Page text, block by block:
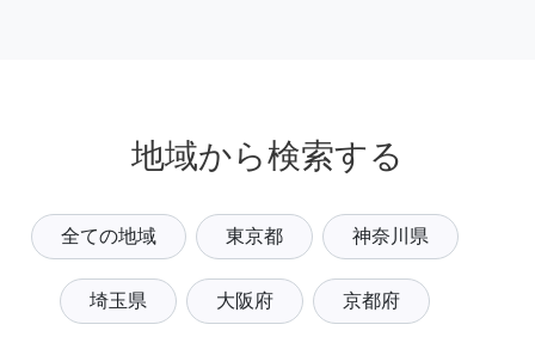
地域から検索する
全ての地域 東京都 神奈川県
埼玉県 大阪府 京都府